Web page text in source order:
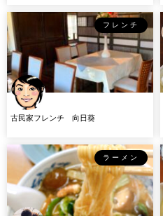
フレンチ
古民家フレンチ 向日葵
ラーメン